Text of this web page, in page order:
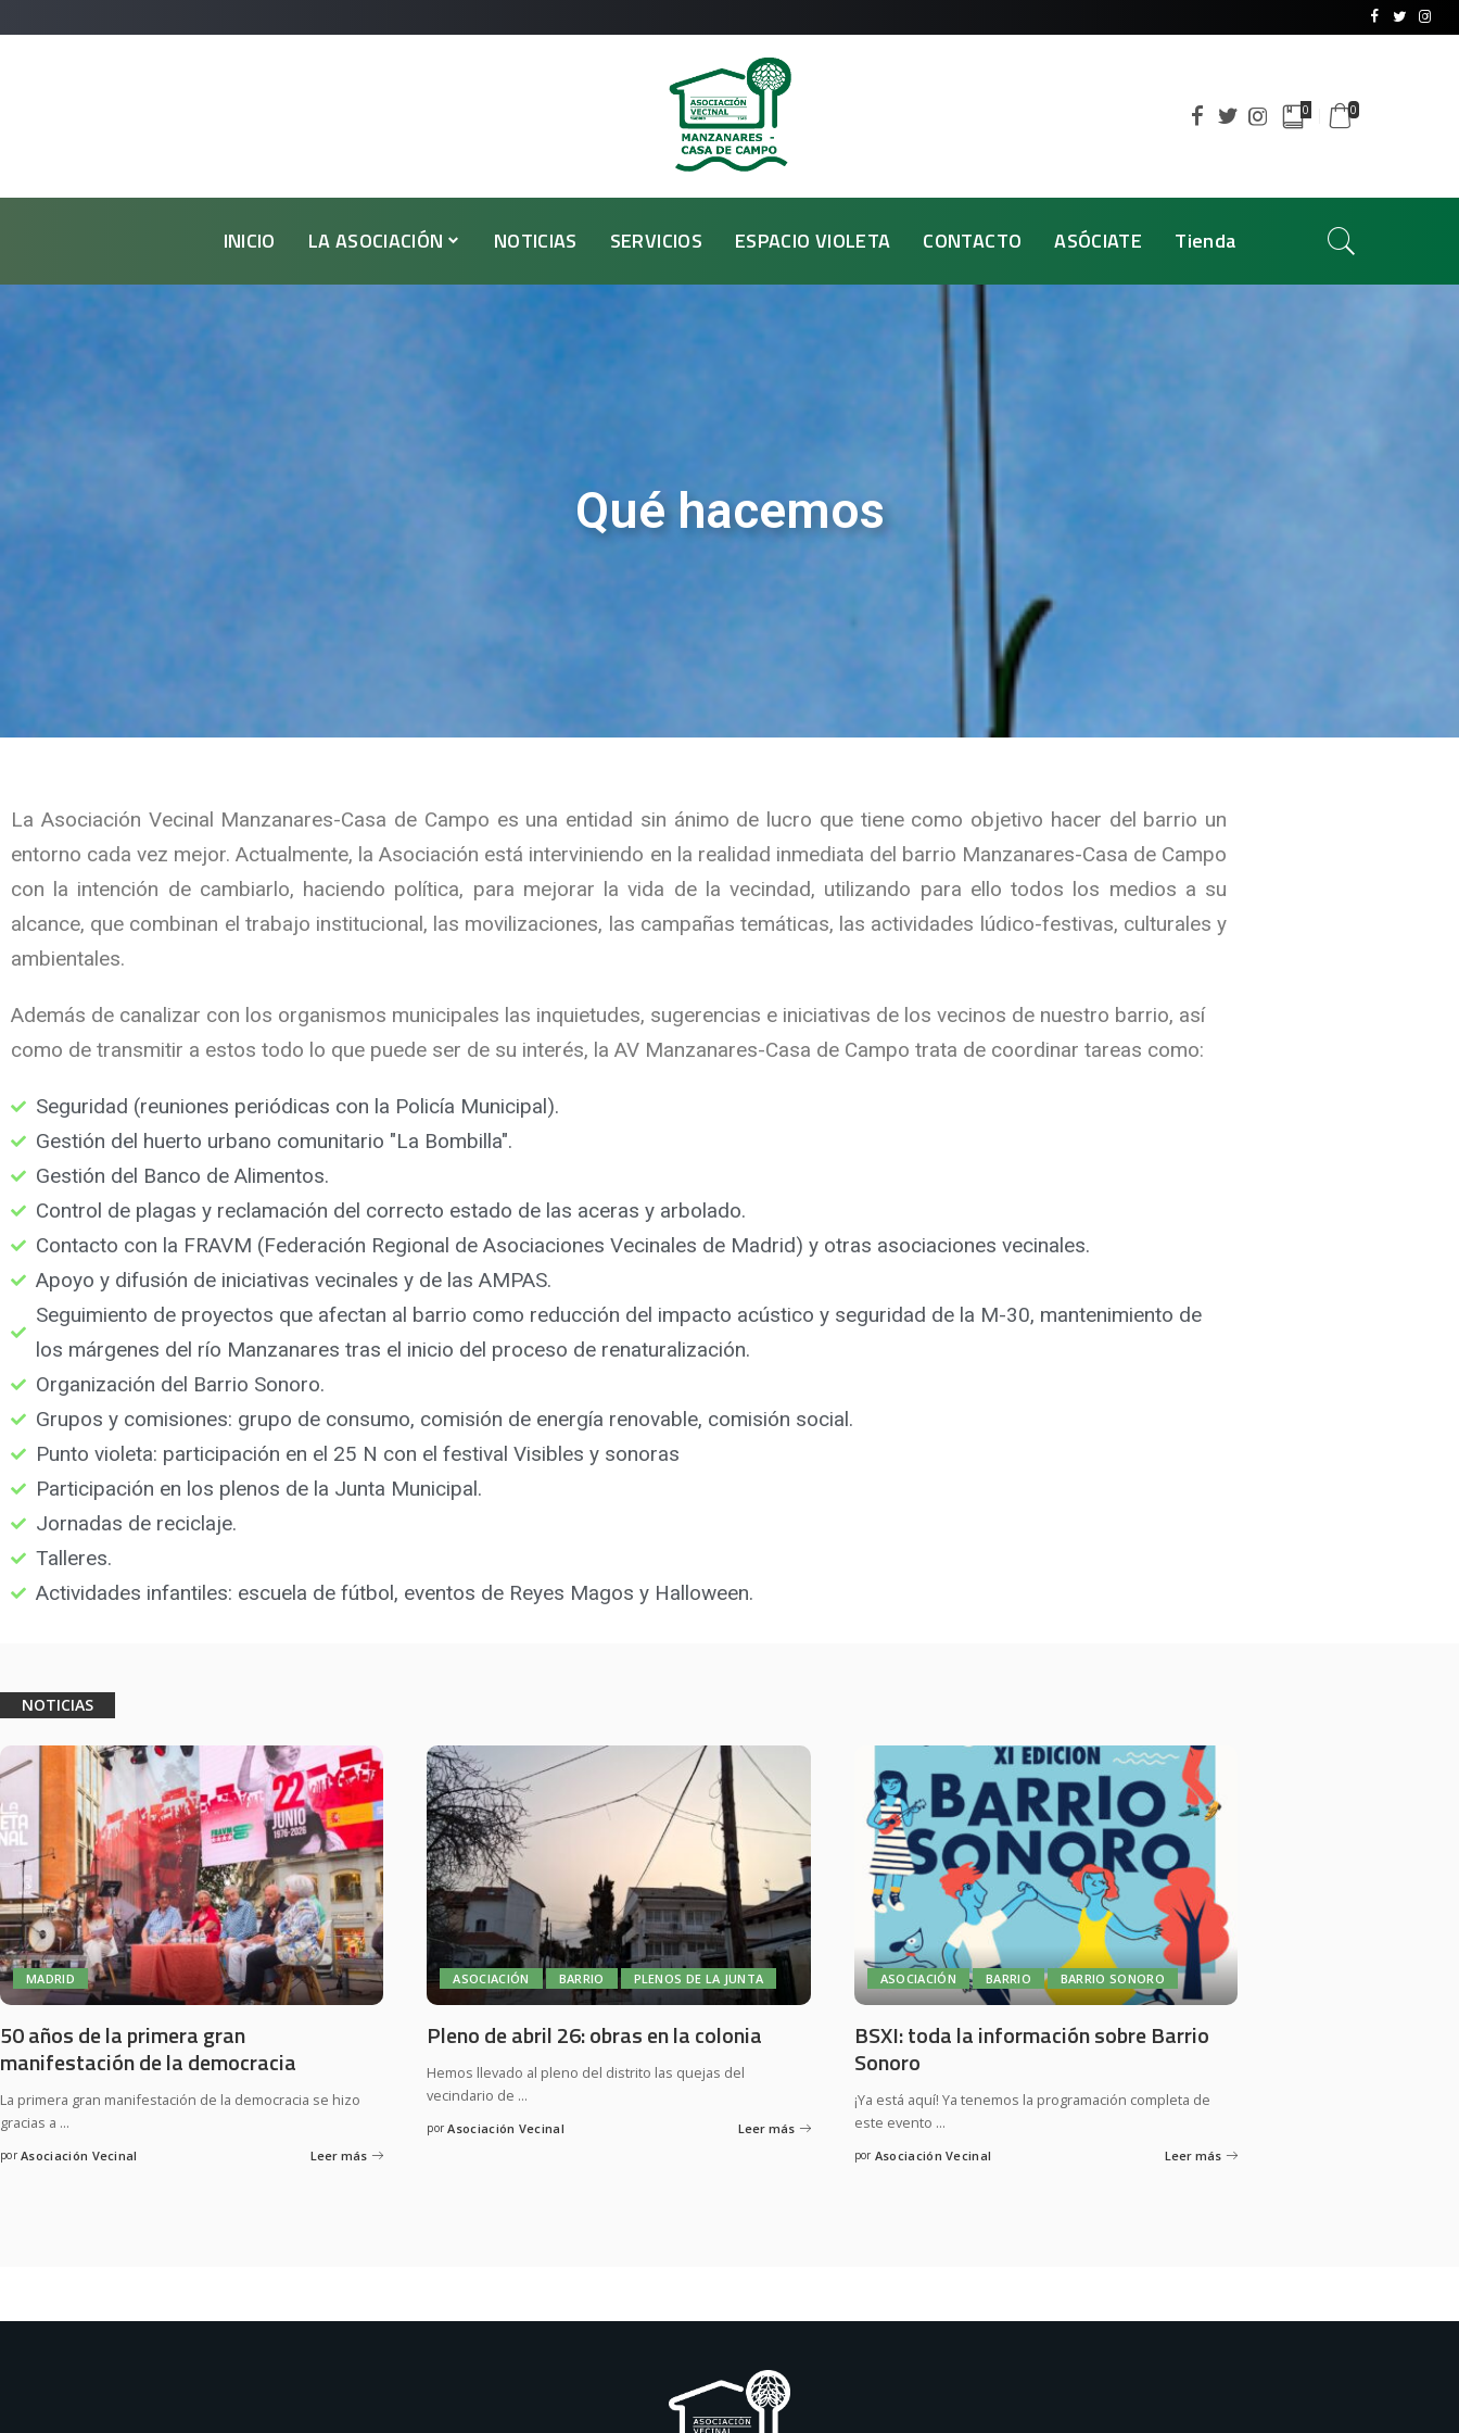
0 0
INICIO LA ASOCIACIÓN NOTICIAS SERVICIOS ESPACIO VIOLETA CONTACTO ASÓCIATE Tienda
Qué hacemos
La Asociación Vecinal Manzanares-Casa de Campo es una entidad sin ánimo de lucro que tiene como objetivo hacer del barrio un
entorno cada vez mejor. Actualmente, la Asociación está interviniendo en la realidad inmediata del barrio Manzanares-Casa de Campo
con la intención de cambiarlo, haciendo política, para mejorar la vida de la vecindad, utilizando para ello todos los medios a su
alcance, que combinan el trabajo institucional, las movilizaciones, las campañas temáticas, las actividades lúdico-festivas, culturales y
ambientales.
Además de canalizar con los organismos municipales las inquietudes, sugerencias e iniciativas de los vecinos de nuestro barrio, así
como de transmitir a estos todo lo que puede ser de su interés, la AV Manzanares-Casa de Campo trata de coordinar tareas como:
Seguridad (reuniones periódicas con la Policía Municipal).
Gestión del huerto urbano comunitario "La Bombilla".
Gestión del Banco de Alimentos.
Control de plagas y reclamación del correcto estado de las aceras y arbolado.
Contacto con la FRAVM (Federación Regional de Asociaciones Vecinales de Madrid) y otras asociaciones vecinales.
Apoyo y difusión de iniciativas vecinales y de las AMPAS.
Seguimiento de proyectos que afectan al barrio como reducción del impacto acústico y seguridad de la M-30, mantenimiento de
los márgenes del río Manzanares tras el inicio del proceso de renaturalización.
Organización del Barrio Sonoro.
Grupos y comisiones: grupo de consumo, comisión de energía renovable, comisión social.
Punto violeta: participación en el 25 N con el festival Visibles y sonoras
Participación en los plenos de la Junta Municipal.
Jornadas de reciclaje.
Talleres.
Actividades infantiles: escuela de fútbol, eventos de Reyes Magos y Halloween.
NOTICIAS
MADRID
50 años de la primera gran
manifestación de la democracia
La primera gran manifestación de la democracia se hizo
gracias a ...
por Asociación Vecinal Leer más
ASOCIACIÓN BARRIO PLENOS DE LA JUNTA
Pleno de abril 26: obras en la colonia
Hemos llevado al pleno del distrito las quejas del
vecindario de ...
por Asociación Vecinal Leer más
ASOCIACIÓN BARRIO BARRIO SONORO
BSXI: toda la información sobre Barrio
Sonoro
¡Ya está aquí! Ya tenemos la programación completa de
este evento ...
por Asociación Vecinal Leer más